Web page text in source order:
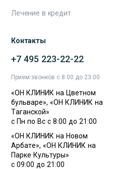
Лечение в кредит
Контакты
+7 495 223-22-22
Прием звонков с 8:00 до 23:00
«ОН КЛИНИК на Цветном
бульваре», «ОН КЛИНИК на
Таганской»
с Пн по Вс с 8:00 до 21:00
«ОН КЛИНИК на Новом
Арбате», «ОН КЛИНИК на
Парке Культуры»
с 09:00 до 21:00